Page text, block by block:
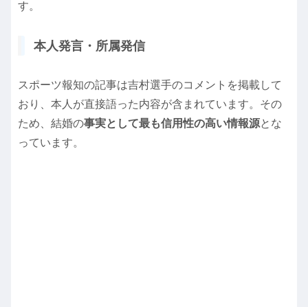
す。
本人発言・所属発信
スポーツ報知の記事は吉村選手のコメントを掲載して
おり、本人が直接語った内容が含まれています。その
ため、結婚の事実として最も信用性の高い情報源とな
っています。